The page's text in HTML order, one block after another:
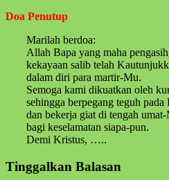
Doa Penutup
Marilah berdoa:
Allah Bapa yang maha
kekayaan salib telah
dalam diri para martir-Mu.
Semoga kami dikuatkan oleh
sehingga berpegang teguh pada
dan bekerja giat di tengah
bagi keselamatan siapa-pun.
Demi Kristus, …..
Skip
back
Tinggalkan Balasan